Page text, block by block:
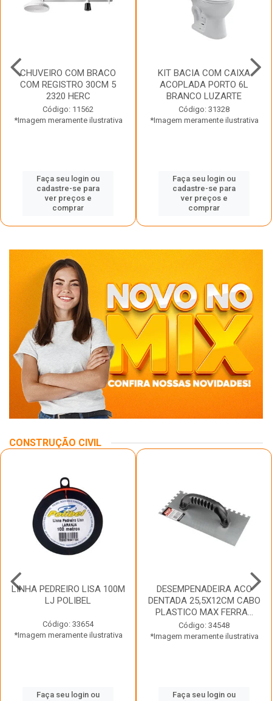
CHUVEIRO COM BRACO
COM REGISTRO 30CM 5
2320 HERC
Código: 11562
*Imagem meramente ilustrativa
Faça seu login ou
cadastre-se para
ver preços e
comprar
KIT BACIA COM CAIXA
ACOPLADA PORTO 6L
BRANCO LUZARTE
Código: 31328
*Imagem meramente ilustrativa
Faça seu login ou
cadastre-se para
ver preços e
comprar
CONSTRUÇÃO CIVIL
LINHA PEDREIRO LISA 100M
LJ POLIBEL
Código: 33654
*Imagem meramente ilustrativa
Faça seu login ou
DESEMPENADEIRA ACO
DENTADA 25,5X12CM CABO
PLASTICO MAX FERRA...
Código: 34548
*Imagem meramente ilustrativa
Faça seu login ou